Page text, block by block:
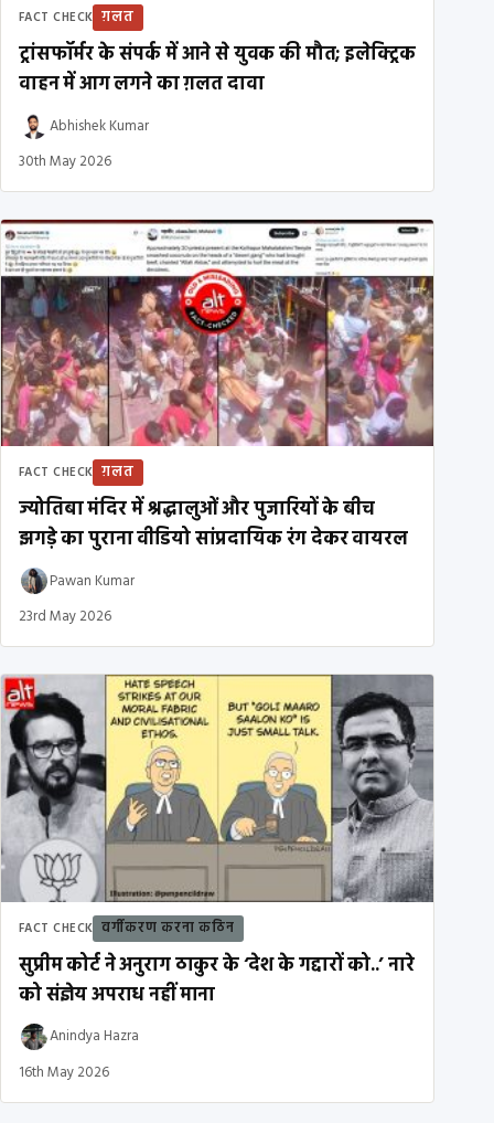
FACT CHECK ग़लत
ट्रांसफॉर्मर के संपर्क में आने से युवक की मौत; इलेक्ट्रिक
वाहन में आग लगने का ग़लत दावा
Abhishek Kumar
30th May 2026
FACT CHECK ग़लत
ज्योतिबा मंदिर में श्रद्धालुओं और पुजारियों के बीच
झगड़े का पुराना वीडियो सांप्रदायिक रंग देकर वायरल
Pawan Kumar
23rd May 2026
FACT CHECK वर्गीकरण करना कठिन
सुप्रीम कोर्ट ने अनुराग ठाकुर के ‘देश के गद्दारों को..’ नारे
को संज्ञेय अपराध नहीं माना
Anindya Hazra
16th May 2026